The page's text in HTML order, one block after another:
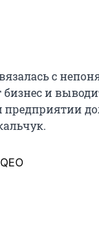
с
и
предприятии